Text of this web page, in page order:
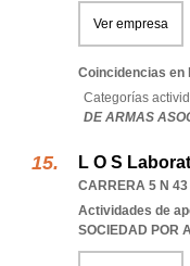
Ver empresa
Coincidencias en
Categorías
DE ARMAS
L O S
CARRERA 5 N 43
Actividades de
SOCIEDAD POR